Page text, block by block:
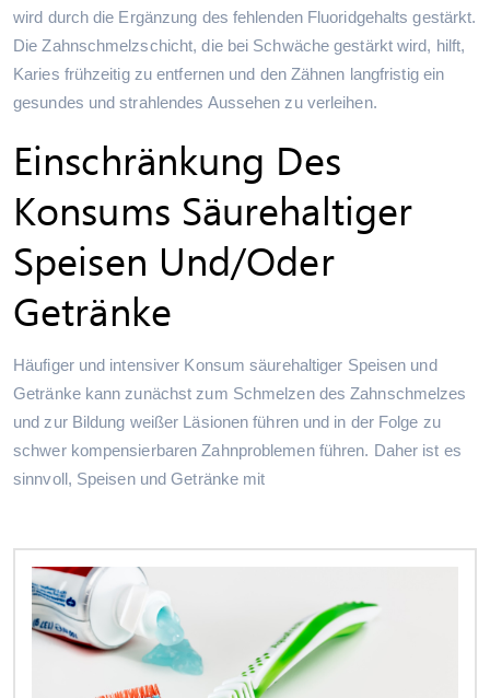
wird durch die Ergänzung des fehlenden Fluoridgehalts gestärkt.
Die Zahnschmelzschicht, die bei Schwäche gestärkt wird, hilft,
Karies frühzeitig zu entfernen und den Zähnen langfristig ein
gesundes und strahlendes Aussehen zu verleihen.
Einschränkung Des
Konsums Säurehaltiger
Speisen Und/oder
Getränke
Häufiger und intensiver Konsum säurehaltiger Speisen und
Getränke kann zunächst zum Schmelzen des Zahnschmelzes
und zur Bildung weißer Läsionen führen und in der Folge zu
schwer kompensierbaren Zahnproblemen führen. Daher ist es
sinnvoll, Speisen und Getränke mit